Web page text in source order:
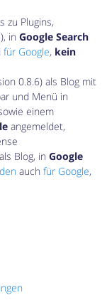
zu Plugins,
inGoogle Search
für Google, kein
0.8.6) als Blog mit
und Menü in
einem
angemeldet,
Blog, inGoogle
auchfür Google,